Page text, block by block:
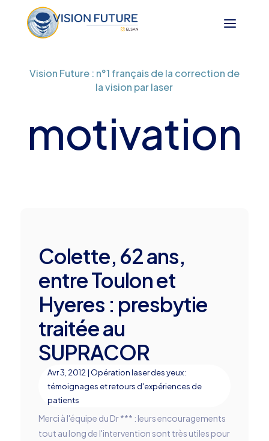
Vision Future : n°1 français de la correction de
la vision par laser
motivation
Colette, 62 ans,
entre Toulon et
Hyeres : presbytie
traitée au
SUPRACOR
Avr 3, 2012 | Opération laser des yeux :
témoignages et retours d'expériences de
patients
Merci à l'équipe du Dr *** : leurs encouragements
tout au long de l'intervention sont très utiles pour